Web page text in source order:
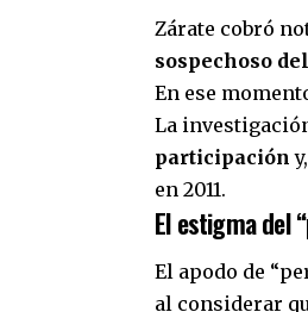
Zárate cobró
sospechoso
En ese
La
participación
en 2011.
El estigma del
El apodo de
al considerar